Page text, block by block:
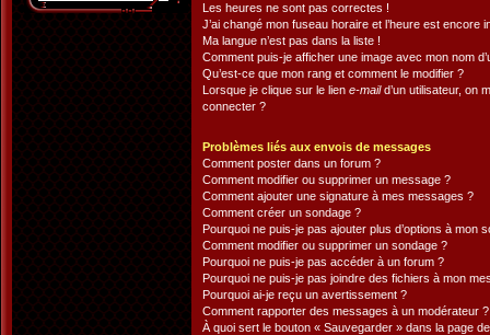
Les heures ne sont pas correctes !
J’ai changé mon fuseau horaire et l’heure est encore
Ma langue n’est pas dans la liste !
Comment puis-je afficher une image avec mon nom
Qu’est-ce que mon rang et comment le modifier ?
Lorsque je clique sur le lien e-maild’un utilisateur, on
connecter ?
Problèmes liés aux envois de messages
Comment poster dans un forum ?
Comment modifier ou supprimer un message ?
Comment ajouter une signature à mes messages ?
Comment créer un sondage ?
Pourquoi ne puis-je pas ajouter plus d’options à mon
Comment modifier ou supprimer un sondage ?
Pourquoi ne puis-je pas accéder à un forum ?
Pourquoi ne puis-je pas joindre des fichiers à mon
Pourquoi ai-je reçu un avertissement ?
Comment rapporter des messages à un modérateur ?
À quoi sert le bouton « Sauvegarder » dans la page